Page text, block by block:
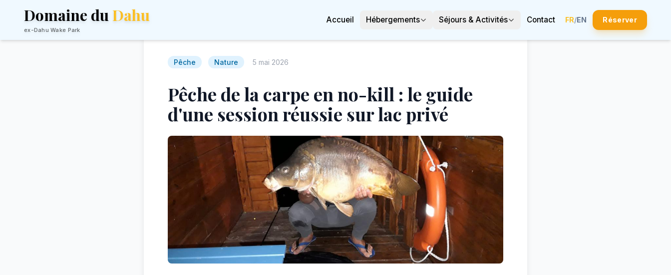
Domaine duDahu
ex-Dahu Wake Park
Accueil Hébergements Séjours & Activités Contact FR/EN Réserver
Pêche Nature 5 mai 2026
Pêche de la carpe en no-kill : le guide
d'une session réussie sur lac privé